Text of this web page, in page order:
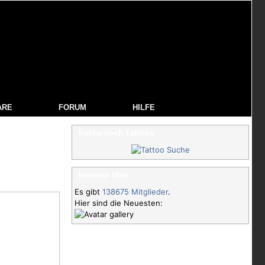
FORUM HILFE
Es gibt 138675 Mitglieder.
Hier sind die Neuesten: